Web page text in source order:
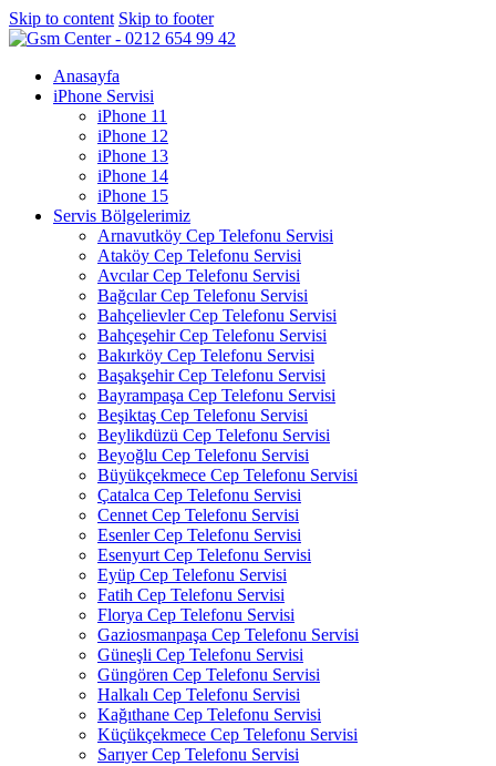
Skip to content Skip to footer
Anasayfa
iPhone Servisi
iPhone 11
iPhone 12
iPhone 13
iPhone 14
iPhone 15
Servis Bölgelerimiz
Arnavutköy Cep Telefonu Servisi
Ataköy Cep Telefonu Servisi
Avcılar Cep Telefonu Servisi
Bağcılar Cep Telefonu Servisi
Bahçelievler Cep Telefonu Servisi
Bahçeşehir Cep Telefonu Servisi
Bakırköy Cep Telefonu Servisi
Başakşehir Cep Telefonu Servisi
Bayrampaşa Cep Telefonu Servisi
Beşiktaş Cep Telefonu Servisi
Beylikdüzü Cep Telefonu Servisi
Beyoğlu Cep Telefonu Servisi
Büyükçekmece Cep Telefonu Servisi
Çatalca Cep Telefonu Servisi
Cennet Cep Telefonu Servisi
Esenler Cep Telefonu Servisi
Esenyurt Cep Telefonu Servisi
Eyüp Cep Telefonu Servisi
Fatih Cep Telefonu Servisi
Florya Cep Telefonu Servisi
Gaziosmanpaşa Cep Telefonu Servisi
Güneşli Cep Telefonu Servisi
Güngören Cep Telefonu Servisi
Halkalı Cep Telefonu Servisi
Kağıthane Cep Telefonu Servisi
Küçükçekmece Cep Telefonu Servisi
Sarıyer Cep Telefonu Servisi